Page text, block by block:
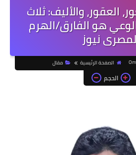
العقور، والأليف: ثلاث
هو الفارق/الهرم
نيوز
الصفحة الرئيسية مقال
الحجم